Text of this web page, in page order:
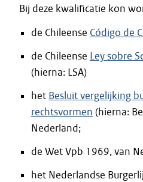
Bij deze kwalificatie kon
de Chileense Código de
de Chileense Ley sobre
(hierna: LSA)
het Besluit vergelijking
rechtsvormen (hierna:
Nederland;
de Wet Vpb 1969, van
het Nederlandse